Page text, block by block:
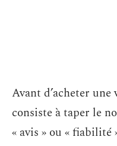
Avant d’acheter
consiste à taper le
« avis » ou « fiabilité